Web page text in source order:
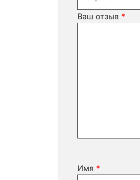
Ваш отзыв *
Имя *